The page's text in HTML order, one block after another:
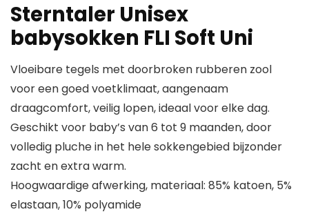
Sterntaler Unisex
babysokken FLI Soft Uni
Vloeibare tegels met doorbroken rubberen zool
voor een goed voetklimaat, aangenaam
draagcomfort, veilig lopen, ideaal voor elke dag.
Geschikt voor baby’s van 6 tot 9 maanden, door
volledig pluche in het hele sokkengebied bijzonder
zacht en extra warm.
Hoogwaardige afwerking, materiaal: 85% katoen, 5%
elastaan, 10% polyamide